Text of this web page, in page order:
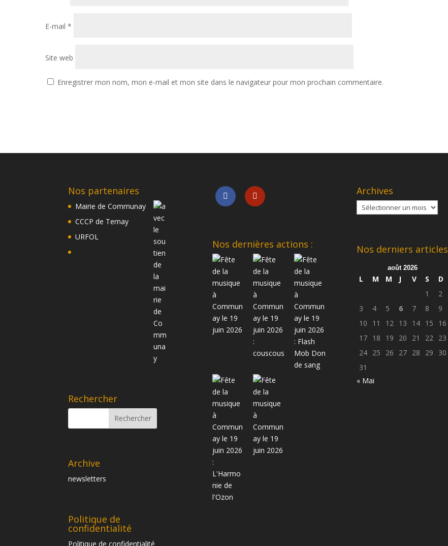
E-mail *
Site web
Enregistrer mon nom, mon e-mail et mon site dans le navigateur pour mon prochain commentaire.
Nos partenaires
Mairie de Communay
CCCP de Ternay
URFOL
Rechercher
Archive
newsletters
Politique de
confidentialité
Politique de confidentialité
Nos dernières actions :
Archives
Archives
Nos derniers articles
août 2026
L M M J V S
D
1
2
3
4 5 6 7 8
9
10
11 12 13 14 15
16
17
18 19 20 21 22
23
24
25 26 27 28 29
30
31
« Mai